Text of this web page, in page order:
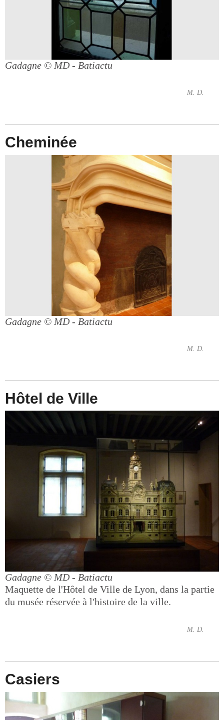
Gadagne © MD - Batiactu
M. D.
Cheminée
Gadagne © MD - Batiactu
M. D.
Hôtel de Ville
Gadagne © MD - Batiactu
Maquette de l'Hôtel de Ville de Lyon, dans la partie
du musée réservée à l'histoire de la ville.
M. D.
Casiers